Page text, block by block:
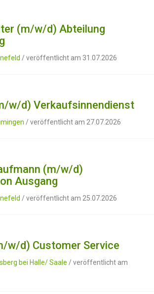
(m/w/d) Abteilung
/ veröffentlicht am 31.07.2026
w/d) Verkaufsinnendienst
/ veröffentlicht am 27.07.2026
(m/w/d)
Ausgang
/ veröffentlicht am 25.07.2026
w/d) Customer Service
bei Halle/ Saale / veröffentlicht am